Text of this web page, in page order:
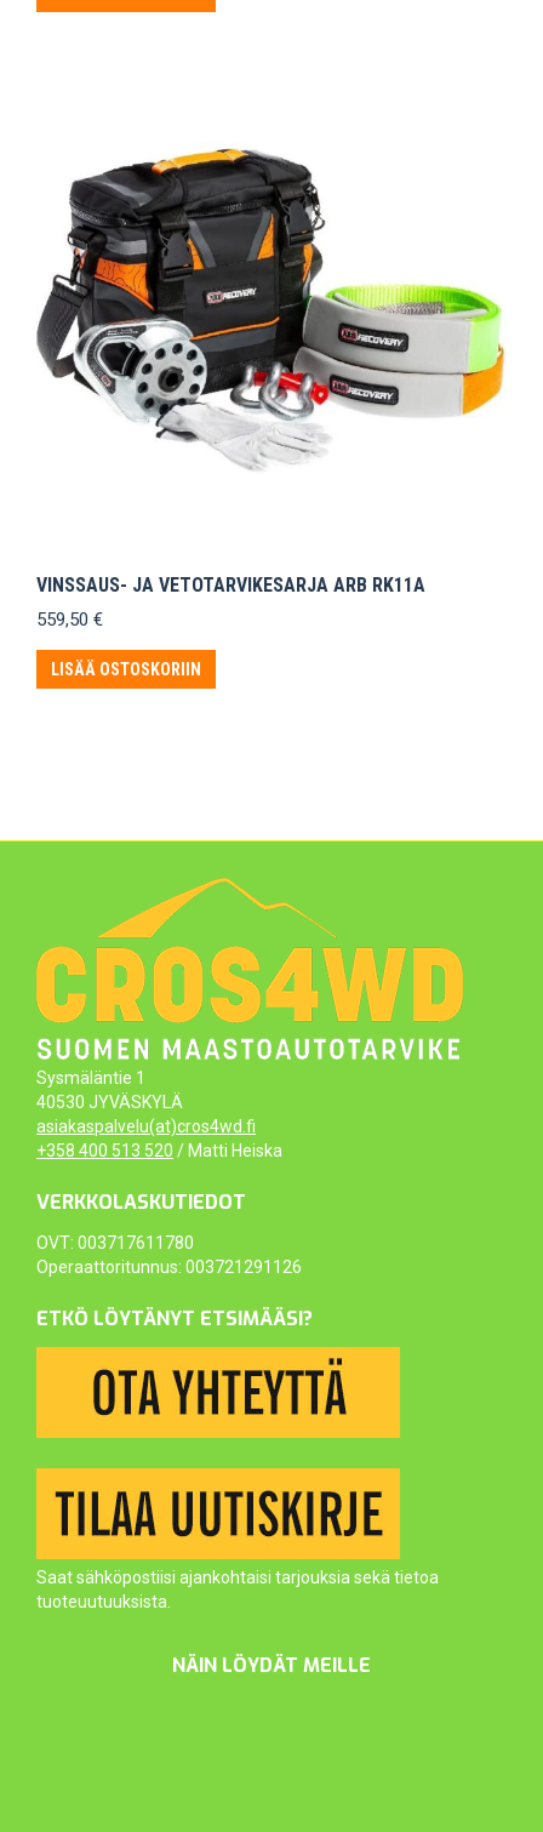
VINSSAUS- JA VETOTARVIKESARJA ARB RK11A
559,50 €
LISÄÄ OSTOSKORIIN
Sysmäläntie 1
40530 JYVÄSKYLÄ
asiakaspalvelu(at)cros4wd.fi
+358 400 513 520 / Matti Heiska
VERKKOLASKUTIEDOT
OVT: 003717611780
Operaattoritunnus: 003721291126
ETKÖ LÖYTÄNYT ETSIMÄÄSI?
Saat sähköpostiisi ajankohtaisi tarjouksia sekä tietoa
tuoteuutuuksista.
NÄIN LÖYDÄT MEILLE